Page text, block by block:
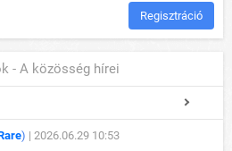
Regisztráció
- A közösség hírei
) | 2026.06.29 10:53